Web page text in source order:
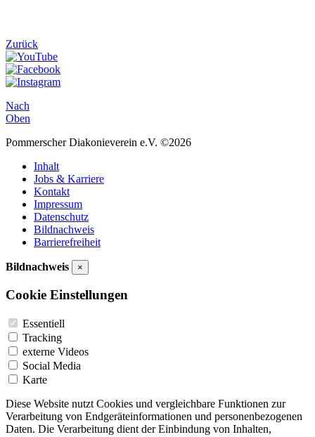
Zurück
Nach
Oben
Pommerscher Diakonieverein e.V. ©2026
Inhalt
Jobs & Karriere
Kontakt
Impressum
Datenschutz
Bildnachweis
Barrierefreiheit
Bildnachweis ×
Cookie Einstellungen
Essentiell
Tracking
externe Videos
Social Media
Karte
Diese Website nutzt Cookies und vergleichbare Funktionen zur
Verarbeitung von Endgeräteinformationen und personenbezogenen
Daten. Die Verarbeitung dient der Einbindung von Inhalten,